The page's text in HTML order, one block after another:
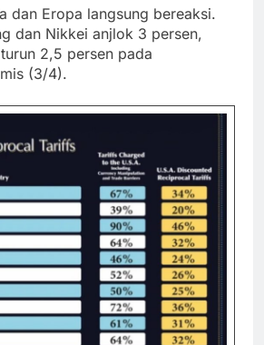
dan Eropa langsung bereaksi.
dan Nikkei anjlok 3 persen,
2,5 persen pada
(3/4).